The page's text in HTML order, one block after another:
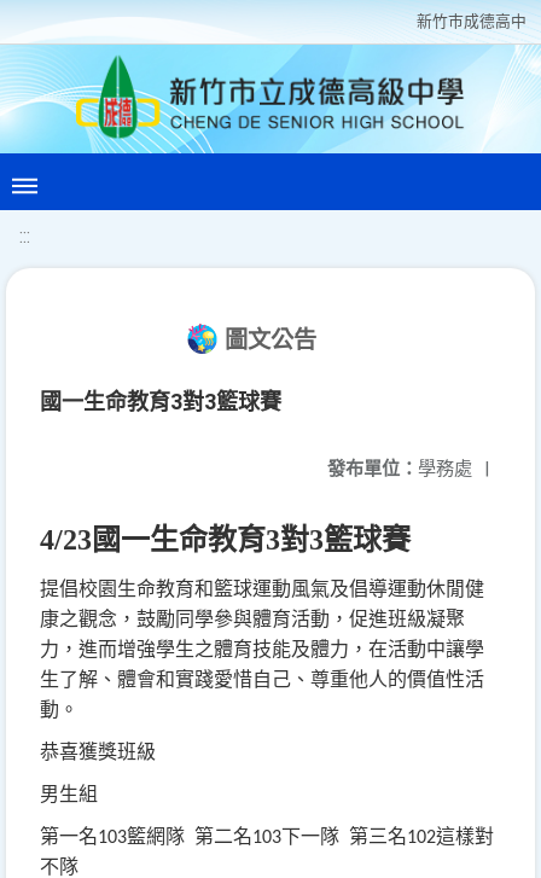
新竹巿成德高中
:::
圖文公告
國一生命教育3對3籃球賽
發布單位： 學務處 |
4/23國一生命教育3對3籃球賽
提倡校園生命教育和籃球運動風氣及倡導運動休閒健
康之觀念，鼓勵同學參與體育活動，促進班級凝聚
力，進而增強學生之體育技能及體力，在活動中讓學
生了解、體會和實踐愛惜自己、尊重他人的價值性活
動 。
恭喜獲獎班級
男生組
第一名103籃網隊 第二名103下一隊 第三名102這樣對
不隊